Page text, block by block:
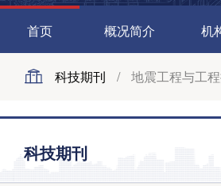
首页 概况简介 机
科技期刊 / 地震工程与工
科技期刊